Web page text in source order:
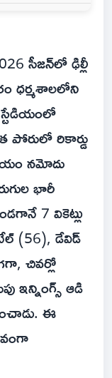
సీజన్‌లో ఢిల్లీ
ధర్మశాలలోని
పోరులో రికార్డు
నమోదు
భారీ
7 వికెట్లు
(56), డేవిడ్
చివర్లో
ఇన్నింగ్స్ ఆడి
ఈ